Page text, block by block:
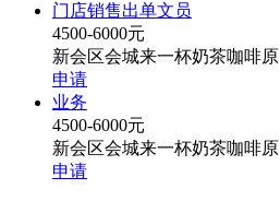
门店销售出单文员
4500-6000元
新会区会城来一杯奶茶咖啡原
申请
业务
4500-6000元
新会区会城来一杯奶茶咖啡原
申请